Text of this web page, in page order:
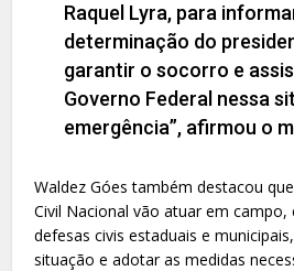
Raquel Lyra, para
determinação do
garantir o socorro e
Governo Federal nessa
emergência”, afirmou o
Waldez Góes também destacou
Civil Nacional vão atuar em campo,
defesas civis estaduais e
situação e adotar as medidas